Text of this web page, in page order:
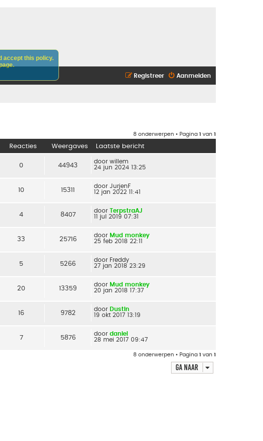
Aanmelden
Registreer
8 onderwerpen • Pagina 1 van 1
Reacties Weergaves Laatste bericht
0 44943
door willem
24 jun 2024 13:25
10 15311
door JurjenF
12 jan 2022 11:41
4 8407
door TerpstraAJ
11 jul 2019 07:31
33 25716
door Mud monkey
25 feb 2018 22:11
5 5266
door Freddy
27 jan 2018 23:29
20 13359
door Mud monkey
20 jan 2018 17:37
16 9782
door Dustin
19 okt 2017 13:19
7 5876
door daniel
28 mei 2017 09:47
8 onderwerpen • Pagina 1 van 1
Ga naar
accept this policy.